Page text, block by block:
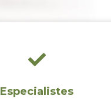
Especialistes